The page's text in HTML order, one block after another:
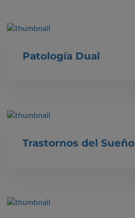
Patología Dual
Trastornos del Sueño